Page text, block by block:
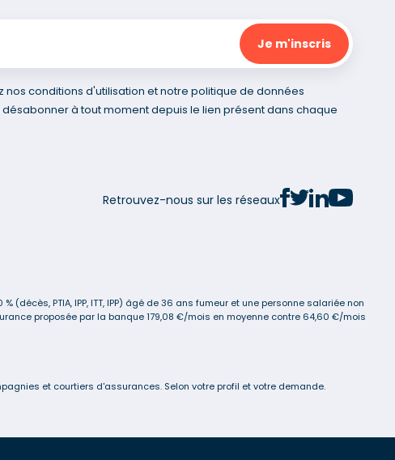
réglementations. Personnalisez vos préférences pour
nos conditions d'utilisation et notre politique de données
à tout moment depuis le lien présent dans chaque
Retrouvez-nous sur les réseaux
PTIA, IPP, ITT, IPP) âgé de 36 ans fumeur et une personne salariée non
proposée par la banque 179,08 €/mois en moyenne contre 64,60 €/mois
et courtiers d'assurances. Selon votre profil et votre demande.